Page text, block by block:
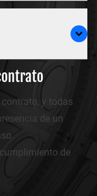
y todas
de un
de